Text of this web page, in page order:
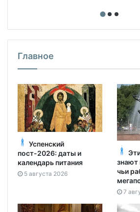
Главное
Успенский
пост-2026: даты и
календарь питания
5 августа 2026
знают
чьи
7